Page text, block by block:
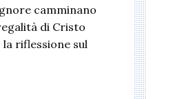
camminano
di Cristo
riflessione sul